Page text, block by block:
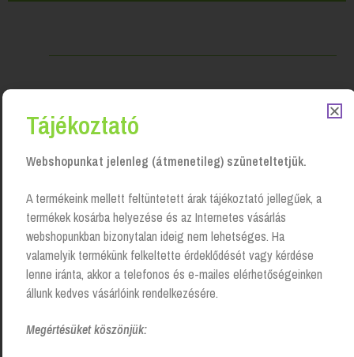
Kapcsolódó Termékek
Habszappan adagoló –
Tájékoztató
Webshopunkat jelenleg (átmenetileg) szüneteltetjük.
A termékeink mellett feltüntetett árak tájékoztató jellegűek, a
termékek kosárba helyezése és az Internetes vásárlás
webshopunkban bizonytalan ideig nem lehetséges. Ha
valamelyik termékünk felkeltette érdeklődését vagy kérdése
lenne iránta, akkor a telefonos és e-mailes elérhetőségeinken
állunk kedves vásárlóink rendelkezésére.
Megértésüket köszönjük: